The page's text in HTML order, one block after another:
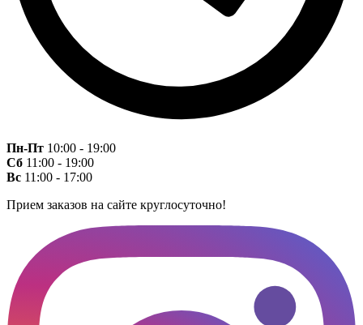
Пн-Пт 10:00 - 19:00
Сб 11:00 - 19:00
Вс 11:00 - 17:00
Прием заказов на сайте круглосуточно!